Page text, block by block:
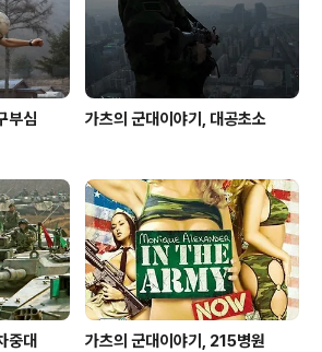
부심 가츠의 군대이야기, 대공초소
중대 가츠의 군대이야기, 215병원